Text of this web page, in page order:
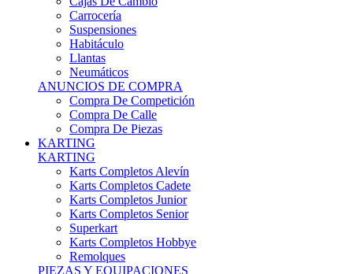
Suspensiones
Habitáculo
Llantas
Neumáticos
ANUNCIOS DE COMPRA
Compra De Competición
Compra De Calle
Compra De Piezas
KARTING
KARTING
Karts Completos Alevín
Karts Completos Cadete
Karts Completos Junior
Karts Completos Senior
Superkart
Karts Completos Hobbye
Remolques
PIEZAS Y EQUIPACIONES
Mecanica